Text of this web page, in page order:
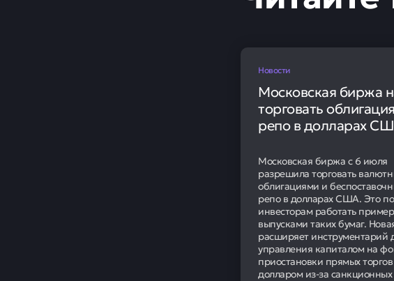
Официальные
Утвержденный Банком
— 100,3651 рубля.